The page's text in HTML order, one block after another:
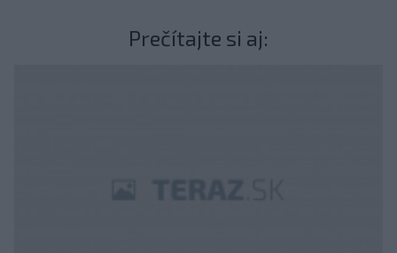
Prečítajte si aj: